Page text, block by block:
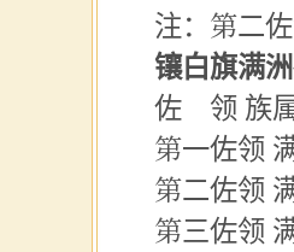
注：第二
镶白旗满洲
佐 领 族属
第一佐领
第二佐领
第三佐领